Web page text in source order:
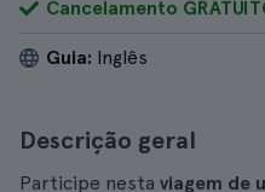
Cancelamento
Guia: Inglês
Descrição geral
Participe nesta viagem de